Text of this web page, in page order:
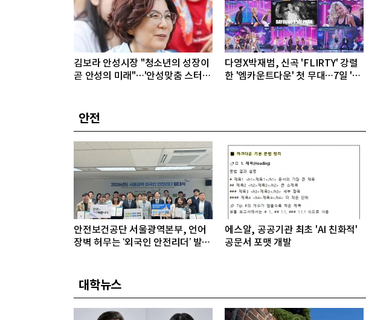
김보라 안성시장 "청소년의 성장이
곧 안성의 미래"…'안성맞춤 스터디
다영X박재범, 신곡 'FLIRTY' 강렬
한 '엠카운트다운' 첫 무대…7일 '뮤
안전
안전보건공단 서울광역본부, 언어
장벽 허무는 ‘외국인 안전리더’ 발대
에스알, 공공기관 최초 'AI 친화적'
공문서 포맷 개발
대학뉴스